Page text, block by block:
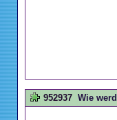
952937 Wie